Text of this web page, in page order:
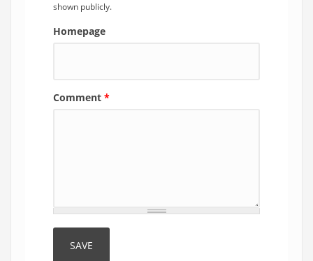
shown publicly.
Homepage
Comment *